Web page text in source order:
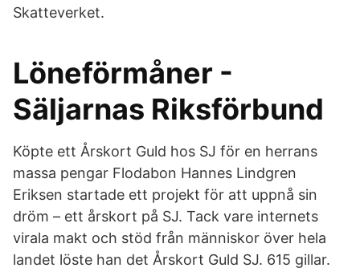
Skatteverket.
Löneförmåner -
Säljarnas Riksförbund
Köpte ett Årskort Guld hos SJ för en herrans
massa pengar Flodabon Hannes Lindgren
Eriksen startade ett projekt för att uppnå sin
dröm – ett årskort på SJ. Tack vare internets
virala makt och stöd från människor över hela
landet löste han det Årskort Guld SJ. 615 gillar.